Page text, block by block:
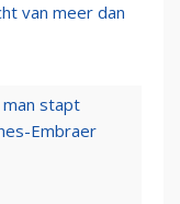
van meer dan
man stapt
Embraer